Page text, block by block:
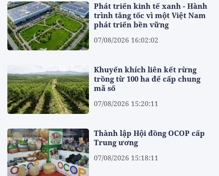
Phát triển kinh tế xanh - Hành
trình tăng tốc vì một Việt Nam
phát triển bền vững
07/08/2026 16:02:02
Khuyến khích liên kết rừng
trồng từ 100 ha để cấp chung
mã số
07/08/2026 15:20:11
Thành lập Hội đồng OCOP cấp
Trung ương
07/08/2026 15:18:11